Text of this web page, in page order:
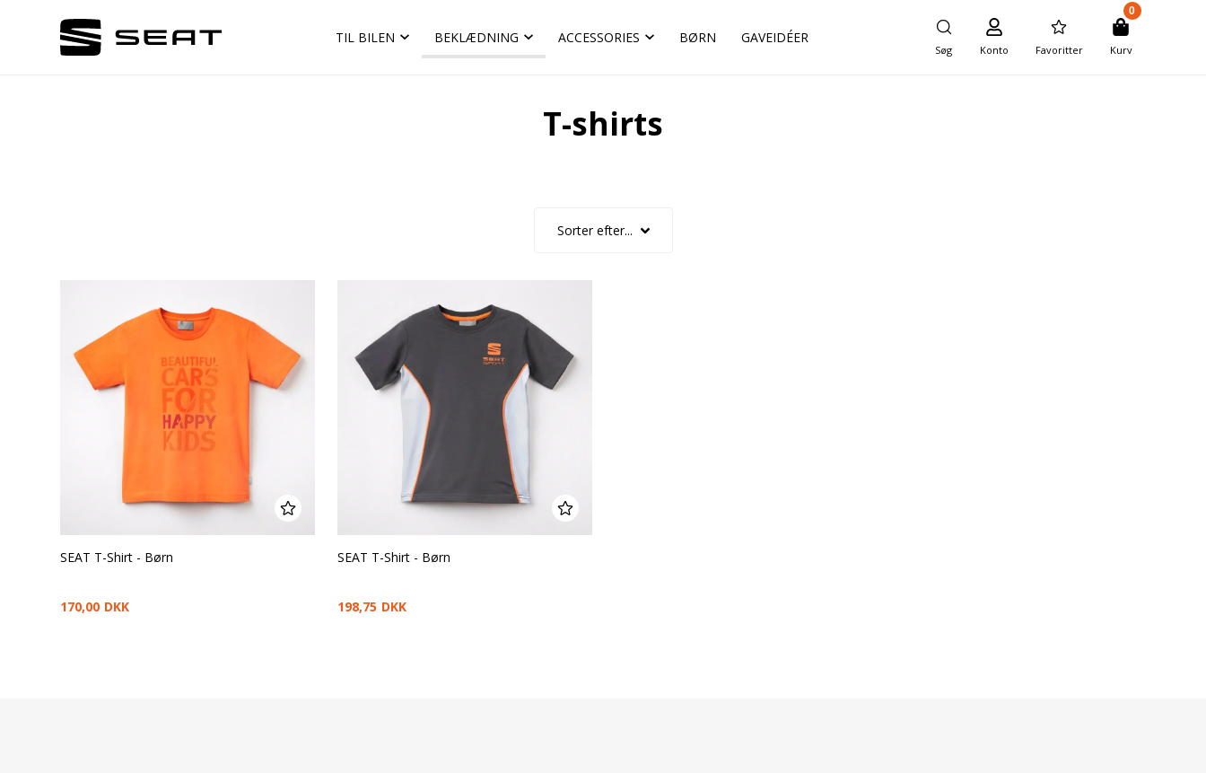
TIL BILEN BEKLÆDNING ACCESSORIES BØRN GAVEIDÉER
Søg Konto Favoritter
0
Kurv
T-shirts
SEAT T-Shirt - Børn
170,00 DKK
SEAT T-Shirt - Børn
198,75 DKK